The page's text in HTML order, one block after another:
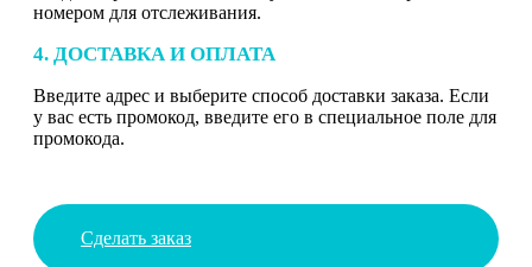
номером для отслеживания.
4. ДОСТАВКА И ОПЛАТА
Введите адрес и выберите способ доставки заказа. Если
у вас есть промокод, введите его в специальное поле для
промокода.
Сделать заказ